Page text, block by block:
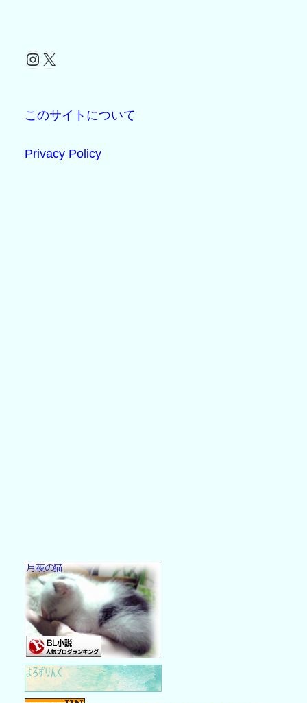
Instagram
X
このサイトについて
Privacy Policy